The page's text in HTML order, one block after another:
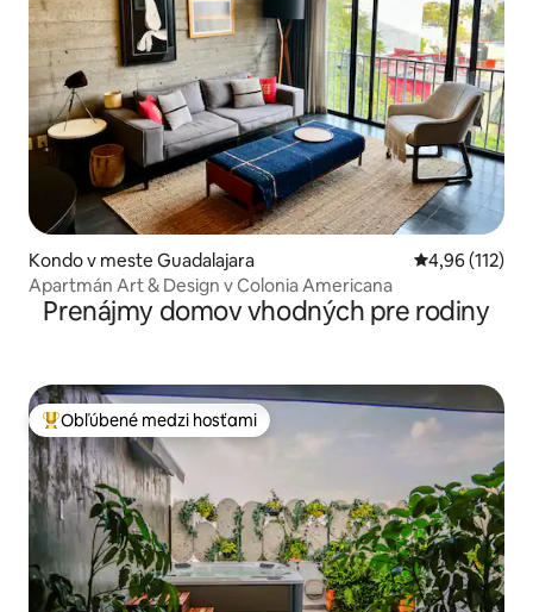
Kondo v meste Guadalajara Priemerné
4,96 (112)
Apartmán Art & Design v Colonia Americana
Prenájmy domov vhodných pre rodiny
Najobľúbenejšie medzi hosťami
Obľúbené medzi hosťami